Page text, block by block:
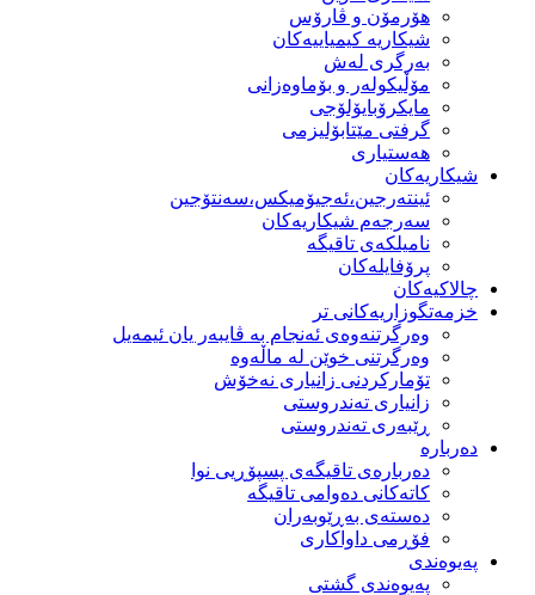
هۆرمۆن و ڤارۆس
شیكاریە كیمیاییەكان
بەرگری لەش
مۆڵیكولەر و بۆماوەزانی
مایكرۆبایۆلۆجی
گرفتی مێتابۆلیزمی
هەستیاری
شیكاریەكان
ئینتەرجین،ئەجیۆمیکس،سەنتۆجین
سەرجەم شیكاریەكان
نامیلكەی تاقیگە
پرۆفایلەكان
چالاکیەکان
خزمەتگوزاریەكانی تر
وه‌رگرتنه‌وه‌ی ئه‌نجام به‌ ڤایبه‌ر یان ئیمه‌یل
وەرگرتنی خوێن لە ماڵەوە
تۆماركردنی زانیاری نەخۆش
زانیاری تەندروستی
ڕێبەری تەندروستی
دەربارە
دەربارەی تاقیگەی پسپۆڕیی نوا
كاتەكانی دەوامی تاقیگە
دەستەی بەڕێوبەران
فۆڕمی داواكاری
پەیوەندی
پەیوەندی گشتی